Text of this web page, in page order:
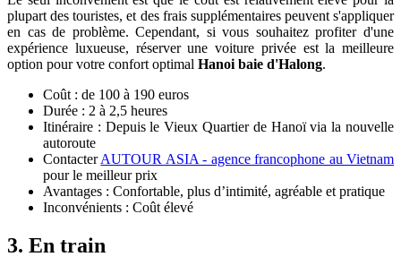
plupart des touristes, et des frais supplémentaires peuvent s'appliquer
en cas de problème. Cependant, si vous souhaitez profiter d'une
expérience luxueuse, réserver une voiture privée est la meilleure
option pour votre confort optimal Hanoi baie d'Halong.
Coût : de 100 à 190 euros
Durée : 2 à 2,5 heures
Itinéraire : Depuis le Vieux Quartier de Hanoï via la nouvelle
autoroute
ContacterAUTOUR ASIA - agence francophone au Vietnam
pour le meilleur prix
Avantages : Confortable, plus d’intimité, agréable et pratique
Inconvénients : Coût élevé
3. En train